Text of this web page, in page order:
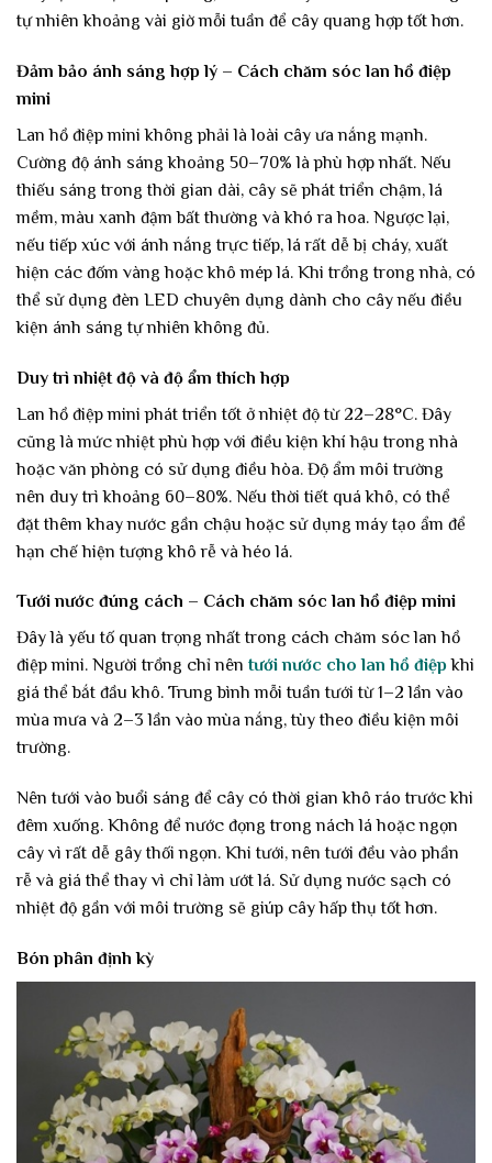
tự nhiên khoảng vài giờ mỗi tuần để cây quang hợp tốt hơn.
Đảm bảo ánh sáng hợp lý – Cách chăm sóc lan hồ điệp
mini
Lan hồ điệp mini không phải là loài cây ưa nắng mạnh.
Cường độ ánh sáng khoảng 50–70% là phù hợp nhất. Nếu
thiếu sáng trong thời gian dài, cây sẽ phát triển chậm, lá
mềm, màu xanh đậm bất thường và khó ra hoa. Ngược lại,
nếu tiếp xúc với ánh nắng trực tiếp, lá rất dễ bị cháy, xuất
hiện các đốm vàng hoặc khô mép lá. Khi trồng trong nhà, có
thể sử dụng đèn LED chuyên dụng dành cho cây nếu điều
kiện ánh sáng tự nhiên không đủ.
Duy trì nhiệt độ và độ ẩm thích hợp
Lan hồ điệp mini phát triển tốt ở nhiệt độ từ 22–28°C. Đây
cũng là mức nhiệt phù hợp với điều kiện khí hậu trong nhà
hoặc văn phòng có sử dụng điều hòa. Độ ẩm môi trường
nên duy trì khoảng 60–80%. Nếu thời tiết quá khô, có thể
đặt thêm khay nước gần chậu hoặc sử dụng máy tạo ẩm để
hạn chế hiện tượng khô rễ và héo lá.
Tưới nước đúng cách – Cách chăm sóc lan hồ điệp mini
Đây là yếu tố quan trọng nhất trong cách chăm sóc lan hồ
điệp mini. Người trồng chỉ nên tưới nước cho lan hồ điệpkhi
giá thể bắt đầu khô. Trung bình mỗi tuần tưới từ 1–2 lần vào
mùa mưa và 2–3 lần vào mùa nắng, tùy theo điều kiện môi
trường.
Nên tưới vào buổi sáng để cây có thời gian khô ráo trước khi
đêm xuống. Không để nước đọng trong nách lá hoặc ngọn
cây vì rất dễ gây thối ngọn. Khi tưới, nên tưới đều vào phần
rễ và giá thể thay vì chỉ làm ướt lá. Sử dụng nước sạch có
nhiệt độ gần với môi trường sẽ giúp cây hấp thụ tốt hơn.
Bón phân định kỳ